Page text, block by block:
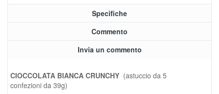
Specifiche
Commento
Invia un commento
CIOCCOLATA BIANCA CRUNCHY (astuccio da 5
confezioni da 39g)